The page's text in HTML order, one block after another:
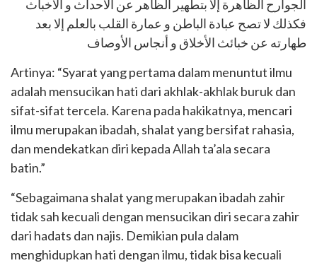
الجوارح الظاهرة إلا بتطهير الظاهر عن الأحداث و الأخباث
فكذلك لا تصح عبادة الباطن و عمارة القلب بالعلم إلا بعد
طهارته عن خبائث الأخلاق و أنجاس الأوصاف
Artinya: “Syarat yang pertama dalam menuntut ilmu
adalah mensucikan hati dari akhlak-akhlak buruk dan
sifat-sifat tercela. Karena pada hakikatnya, mencari
ilmu merupakan ibadah, shalat yang bersifat rahasia,
dan mendekatkan diri kepada Allah ta’ala secara
batin.”
“Sebagaimana shalat yang merupakan ibadah zahir
tidak sah kecuali dengan mensucikan diri secara zahir
dari hadats dan najis. Demikian pula dalam
menghidupkan hati dengan ilmu, tidak bisa kecuali